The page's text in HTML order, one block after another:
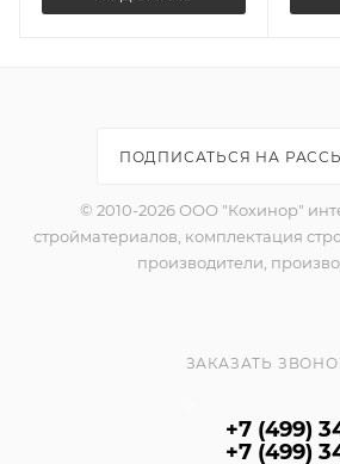
ПОДПИСАТЬСЯ НА
© 2010-2026 ООО "Кохинор"
стройматериалов, комплектация
производители,
ЗАКАЗАТЬ
+7 (499)
+7 (499)